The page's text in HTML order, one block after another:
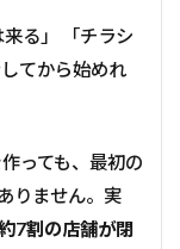
る」 「チラシ
てから始めれ
っても、最初の
りません。実
7割の店舗が閉